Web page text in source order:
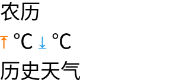
农历
℃
℃
历史天气